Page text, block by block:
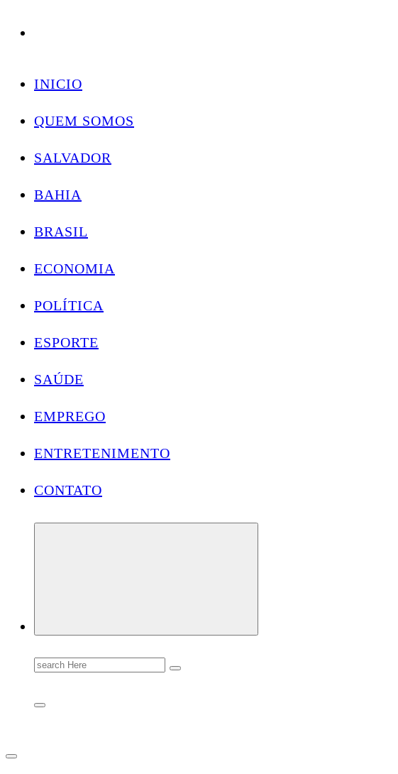
Skip
INICIO
QUEM SOMOS
SALVADOR
BAHIA
BRASIL
ECONOMIA
POLÍTICA
ESPORTE
SAÚDE
EMPREGO
ENTRETENIMENTO
CONTATO
Search
for: